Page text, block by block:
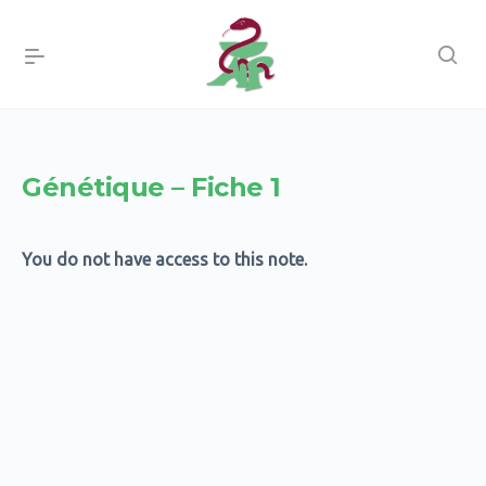
Génétique – Fiche 1
You do not have access to this note.